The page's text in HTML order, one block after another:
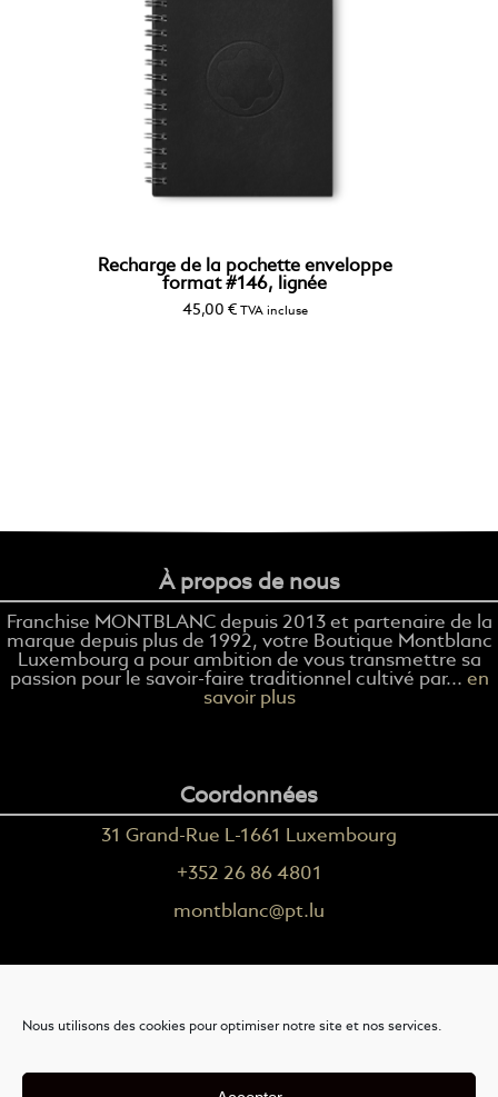
Nous utilisons des cookies pour optimiser notre site et nos services.
Recharge de la pochette enveloppe
format #146, lignée
45,00 € TVA incluse
À propos de nous
Franchise MONTBLANC depuis 2013 et partenaire de la
marque depuis plus de 1992, votre Boutique Montblanc
Luxembourg a pour ambition de vous transmettre sa
passion pour le savoir-faire traditionnel cultivé par... en
savoir plus
Coordonnées
31 Grand-Rue L-1661 Luxembourg
+352 26 86 4801
montblanc@pt.lu